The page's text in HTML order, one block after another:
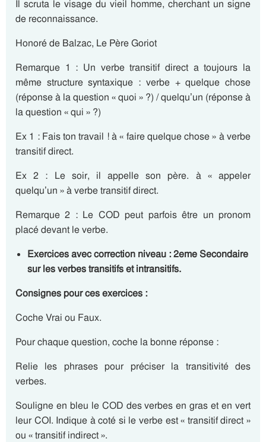
Il scruta le visage du vieil homme, cherchant un signe
de reconnaissance.
Honoré de Balzac, Le Père Goriot
Remarque 1 : Un verbe transitif direct a toujours la
même structure syntaxique : verbe + quelque chose
(réponse à la question « quoi » ?) / quelqu’un (réponse à
la question « qui » ?)
Ex 1 : Fais ton travail ! à « faire quelque chose » à verbe
transitif direct.
Ex 2 : Le soir, il appelle son père. à « appeler
quelqu’un » à verbe transitif direct.
Remarque 2 : Le COD peut parfois être un pronom
placé devant le verbe.
Exercices avec correction niveau : 2eme Secondaire
sur les verbes transitifs et intransitifs.
Consignes pour ces exercices :
Coche Vrai ou Faux.
Pour chaque question, coche la bonne réponse :
Relie les phrases pour préciser la transitivité des
verbes.
Souligne en bleu le COD des verbes en gras et en vert
leur COI. Indique à coté si le verbe est « transitif direct »
ou « transitif indirect ».